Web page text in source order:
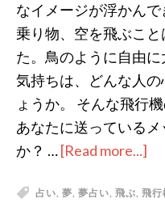
なイメージが浮かん
乗り物、空を飛ぶこ
た。鳥のように自由
気持ちは、どんな人
ょうか。 そんな飛行
あなたに送っている
か？ …[Read more...]
占
占い, 夢, 夢占い, 飛ぶ, 飛行